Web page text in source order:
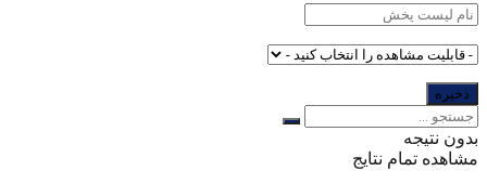
بدون نتیجه
مشاهده تمام نتایج